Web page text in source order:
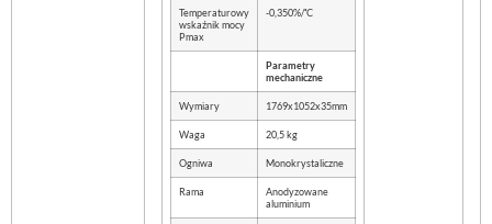
Temperaturowy
wskaźnik mocy
Pmax
-0,350%/◦C
Parametry
mechaniczne
Wymiary 1769x1052x35mm
Waga 20,5 kg
Ogniwa Monokrystaliczne
Rama
Anodyzowane
aluminium